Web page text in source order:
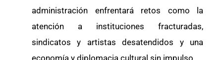
administración enfrentará retos como la
atención a instituciones fracturadas,
sindicatos y artistas desatendidos y una
economía y diplomacia cultural sin impulso